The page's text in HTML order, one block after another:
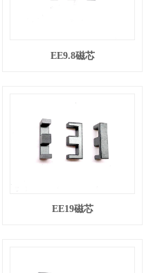
EE9.8磁芯
EE19磁芯